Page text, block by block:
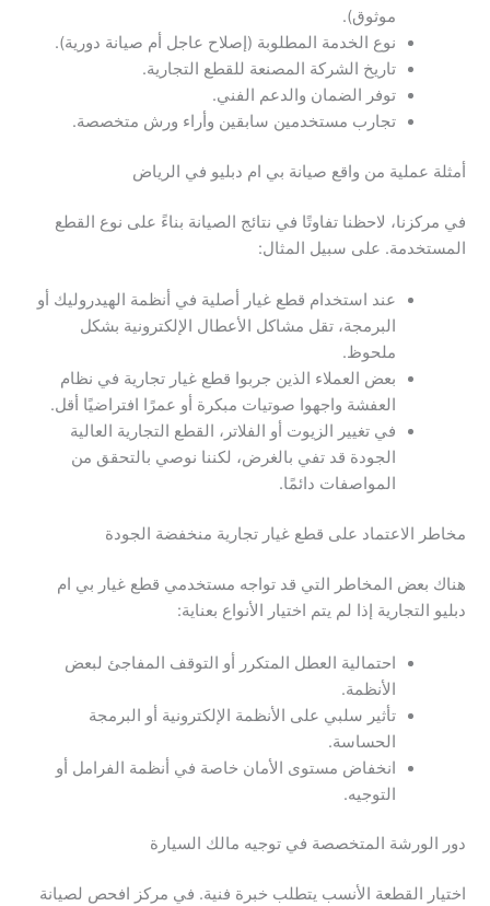
موثوق).
نوع الخدمة المطلوبة (إصلاح عاجل أم صيانة دورية).
تاريخ الشركة المصنعة للقطع التجارية.
توفر الضمان والدعم الفني.
تجارب مستخدمين سابقين وأراء ورش متخصصة.
أمثلة عملية من واقع صيانة بي ام دبليو في الرياض
في مركزنا، لاحظنا تفاوتًا في نتائج الصيانة بناءً على نوع القطع
المستخدمة. على سبيل المثال:
عند استخدام قطع غيار أصلية في أنظمة الهيدروليك أو
البرمجة، تقل مشاكل الأعطال الإلكترونية بشكل
ملحوظ.
بعض العملاء الذين جربوا قطع غيار تجارية في نظام
العفشة واجهوا صوتيات مبكرة أو عمرًا افتراضيًا أقل.
في تغيير الزيوت أو الفلاتر، القطع التجارية العالية
الجودة قد تفي بالغرض، لكننا نوصي بالتحقق من
المواصفات دائمًا.
مخاطر الاعتماد على قطع غيار تجارية منخفضة الجودة
هناك بعض المخاطر التي قد تواجه مستخدمي قطع غيار بي ام
دبليو التجارية إذا لم يتم اختيار الأنواع بعناية:
احتمالية العطل المتكرر أو التوقف المفاجئ لبعض
الأنظمة.
تأثير سلبي على الأنظمة الإلكترونية أو البرمجة
الحساسة.
انخفاض مستوى الأمان خاصة في أنظمة الفرامل أو
التوجيه.
دور الورشة المتخصصة في توجيه مالك السيارة
اختيار القطعة الأنسب يتطلب خبرة فنية. في مركز افحص لصيانة